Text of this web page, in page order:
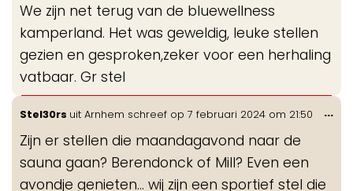
We zijn net terug van de bluewellness
kamperland. Het was geweldig, leuke stellen
gezien en gesproken,zeker voor een herhaling
vatbaar. Gr stel
Stel30rs uit Arnhem schreef op 7 februari 2024 om 21:50
Zijn er stellen die maandagavond naar de
sauna gaan? Berendonck of Mill? Even een
avondje genieten… wij zijn een sportief stel die
...